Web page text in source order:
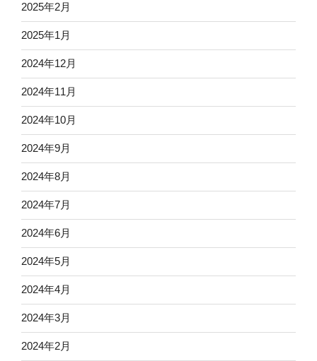
2025年2月
2025年1月
2024年12月
2024年11月
2024年10月
2024年9月
2024年8月
2024年7月
2024年6月
2024年5月
2024年4月
2024年3月
2024年2月